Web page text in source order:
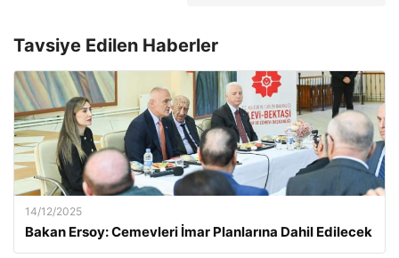
Tavsiye Edilen Haberler
14/12/2025
Bakan Ersoy: Cemevleri İmar Planlarına Dahil Edilecek